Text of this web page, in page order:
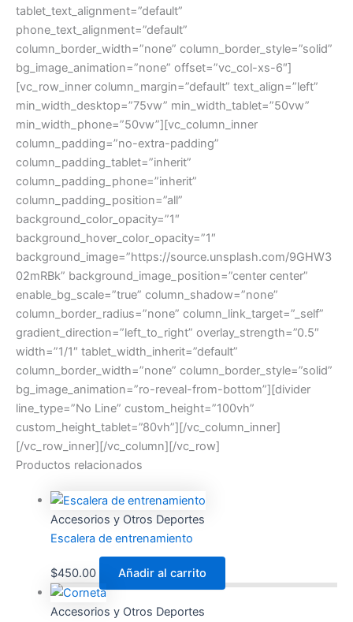
tablet_text_alignment=”default”
phone_text_alignment=”default”
column_border_width=”none” column_border_style=”solid”
bg_image_animation=”none” offset=”vc_col-xs-6″]
[vc_row_inner column_margin=”default” text_align=”left”
min_width_desktop=”75vw” min_width_tablet=”50vw”
min_width_phone=”50vw”][vc_column_inner
column_padding=”no-extra-padding”
column_padding_tablet=”inherit”
column_padding_phone=”inherit”
column_padding_position=”all”
background_color_opacity=”1″
background_hover_color_opacity=”1″
background_image=”https://source.unsplash.com/9GHW3
02mRBk” background_image_position=”center center”
enable_bg_scale=”true” column_shadow=”none”
column_border_radius=”none” column_link_target=”_self”
gradient_direction=”left_to_right” overlay_strength=”0.5″
width=”1/1″ tablet_width_inherit=”default”
column_border_width=”none” column_border_style=”solid”
bg_image_animation=”ro-reveal-from-bottom”][divider
line_type=”No Line” custom_height=”100vh”
custom_height_tablet=”80vh”][/vc_column_inner]
[/vc_row_inner][/vc_column][/vc_row]
Productos relacionados
Accesorios y Otros Deportes
Escalera de entrenamiento
$450.00 Añadir al carrito
Accesorios y Otros Deportes